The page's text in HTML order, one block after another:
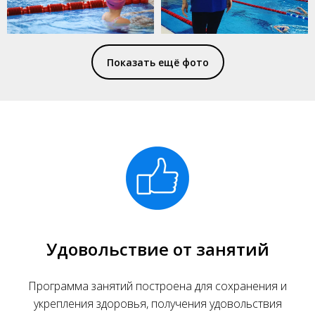
Показать ещё фото
Удовольствие от занятий
Программа занятий построена для сохранения и
укрепления здоровья, получения удовольствия